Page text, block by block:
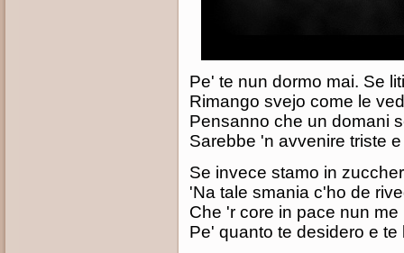
Pe' te nun dormo mai. Se
Rimango svejo come le
Pensanno che un domani
Sarebbe 'n avvenire triste
Se invece stamo in
'Na tale smania c'ho de
Che 'r core in pace nun
Pe' quanto te desidero e te